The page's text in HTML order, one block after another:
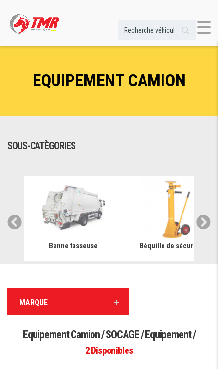
EQUIPEMENT CAMION
SOUS-CATÈGORIES
Benne tasseuse Béquille de sécurité
MARQUE
Equipement Camion / SOCAGE / Equipement /
2Disponibles